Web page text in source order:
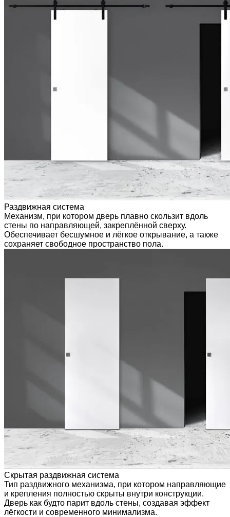
Раздвижная система
Механизм, при котором дверь плавно скользит вдоль
стены по направляющей, закреплённой сверху.
Обеспечивает бесшумное и лёгкое открывание, а также
сохраняет свободное пространство пола.
Скрытая раздвижная система
Тип раздвижного механизма, при котором направляющие
и крепления полностью скрыты внутри конструкции.
Дверь как будто парит вдоль стены, создавая эффект
лёгкости и современного минимализма.